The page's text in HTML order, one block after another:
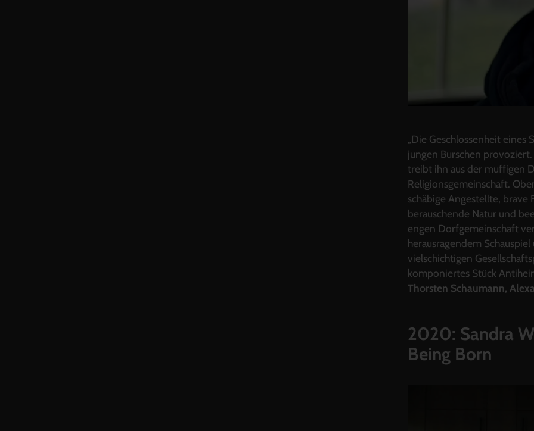
„Die Geschlossenheit
jungen Burschen
treibt ihn aus der muffigen
Religionsgemeinschaft.
schäbige Angestellte, brave
berauschende Natur und
engen Dorfgemeinschaft
herausragendem
vielschichtigen
komponiertes Stück
Thorsten Schaumann,
2020: Sandra
Being Born